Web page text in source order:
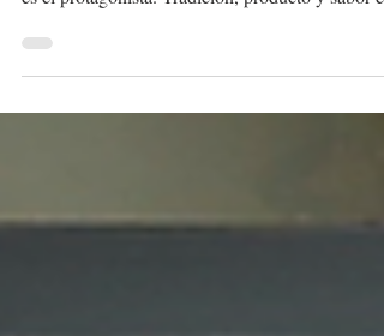
Chueca donde el tomate de primavera de Almería
es el protagonista. Tradición, producto y sabor en
Madrid.